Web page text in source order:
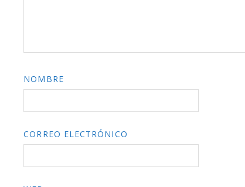
NOMBRE
CORREO ELECTRÓNICO